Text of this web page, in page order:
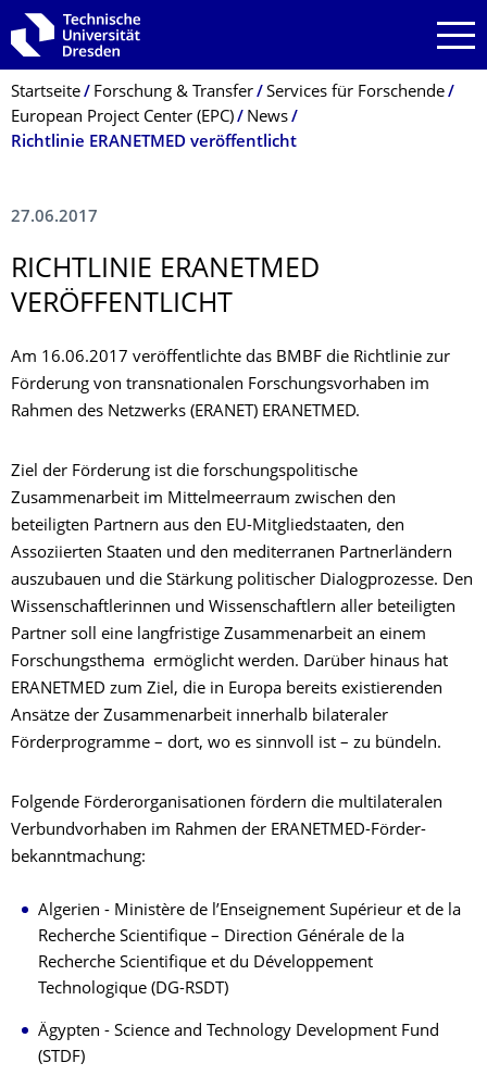
Zur Hauptnavigation springen
Zur Suche springen
Zum Inhalt springen
Breadcrumb-Menü
Startseite Forschung & Transfer
Services für Forschende
European Project Center (EPC)
News
Richtlinie ERANETMED veröffentlicht
27.06.2017
RICHTLINIE ERANETMED
VERÖFFENTLICHT
Am 16.06.2017 veröffentlichte das BMBF die Richtlinie zur
Förderung von transnationalen Forschungsvorhaben im
Rahmen des Netzwerks (ERANET) ERANETMED.
Ziel der Förderung ist die forschungspolitische
Zusammenarbeit im Mittelmeerraum zwischen den
beteiligten Partnern aus den EU-Mitgliedstaaten, den
Assoziierten Staaten und den mediterranen Partnerländern
auszubauen und die Stärkung politischer Dialogprozesse. Den
Wissenschaftlerinnen und Wissenschaftlern aller beteiligten
Partner soll eine langfristige Zusammenarbeit an einem
Forschungsthema ermöglicht werden. Darüber hinaus hat
ERANETMED zum Ziel, die in Europa bereits existierenden
Ansätze der Zusammenarbeit innerhalb bilateraler
Förderprogramme – dort, wo es sinnvoll ist – zu bündeln.
Folgende Förderorganisationen fördern die multilateralen
Verbundvorhaben im Rahmen der ERANETMED-Förder-
bekanntmachung:
Algerien - Ministère de l’Enseignement Supérieur et de la
Recherche Scientifique – Direction Générale de la
Recherche Scientifique et du Développement
Technologique (DG-RSDT)
Ägypten - Science and Technology Development Fund
(STDF)